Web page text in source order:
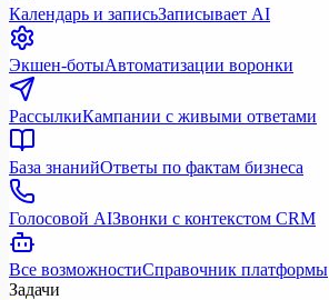
Календарь и записьЗаписывает AI
Экшен-ботыАвтоматизации воронки
РассылкиКампании с живыми ответами
База знанийОтветы по фактам бизнеса
Голосовой AIЗвонки с контекстом CRM
Все возможностиСправочник платформы
Задачи